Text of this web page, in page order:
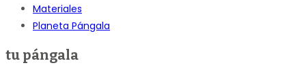
Materiales
Planeta Pángala
tu pángala